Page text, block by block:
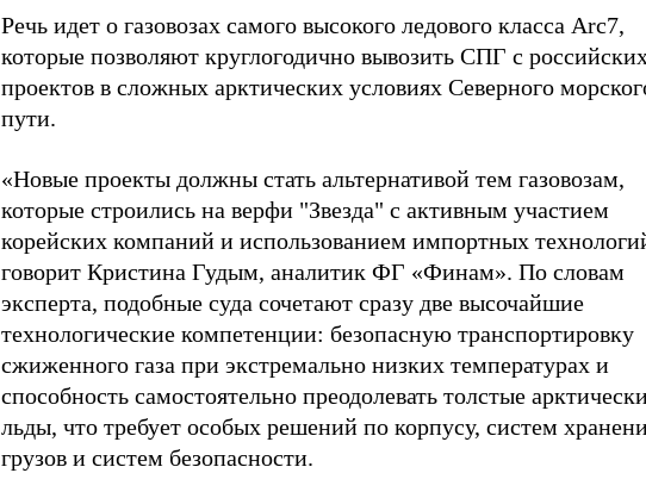
Речь идет о газовозах самого высокого ледового класса Arc7,
которые позволяют круглогодично вывозить СПГ с
проектов в сложных арктических условиях Северного
пути.
«Новые проекты должны стать альтернативой тем газовозам,
которые строились на верфи "Звезда" с активным участием
корейских компаний и использованием импортных
говорит Кристина Гудым, аналитик ФГ «Финам». По словам
эксперта, подобные суда сочетают сразу две высочайшие
технологические компетенции: безопасную транспортировку
сжиженного газа при экстремально низких температурах и
способность самостоятельно преодолевать толстые
льды, что требует особых решений по корпусу, систем
грузов и систем безопасности.